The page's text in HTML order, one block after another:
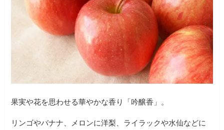
果実や花を思わせる華やかな香り「吟醸香」。
リンゴやバナナ、メロンに洋梨、ライラックや水仙などに